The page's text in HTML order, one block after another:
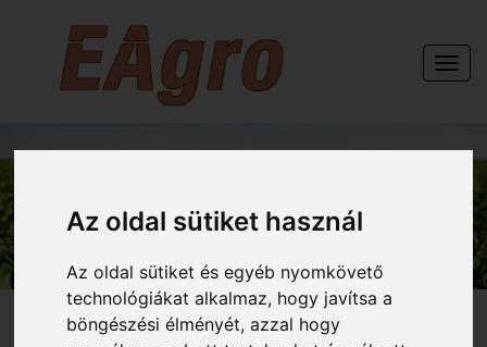
Az oldal sütiket használ
Az oldal sütiket és egyéb nyomkövető
technológiákat alkalmaz, hogy javítsa a
böngészési élményét, azzal hogy